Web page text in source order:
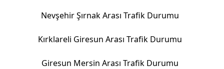
Nevşehir Şırnak Arası Trafik Durumu
Kırklareli Giresun Arası Trafik Durumu
Giresun Mersin Arası Trafik Durumu